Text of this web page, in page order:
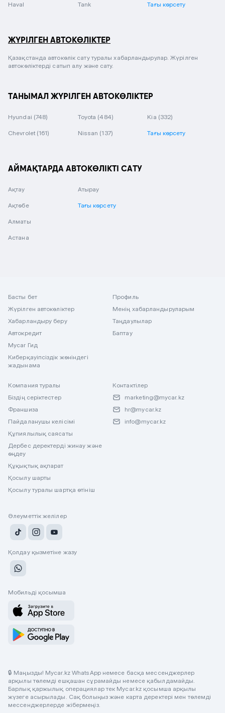
Haval Tank Тағы көрсету
ЖҮРІЛГЕН АВТОКӨЛІКТЕР
Қазақстанда автокөлік сату туралы хабарландырулар. Жүрілген
автокөліктерді сатып алу және сату.
ТАНЫМАЛ ЖҮРІЛГЕН АВТОКӨЛІКТЕР
Hyundai (748) Toyota (484) Kia (332)
Chevrolet (161) Nissan (137) Тағы көрсету
АЙМАҚТАРДА АВТОКӨЛІКТІ САТУ
Ақтау
Ақтөбе
Алматы
Астана
Атырау
Тағы көрсету
Басты бет
Жүрілген автокөліктер
Хабарландыру беру
Автокредит
Mycar Гид
Киберқауіпсіздік жөніндегі
жадынама
Профиль
Менің хабарландыруларым
Таңдаулылар
Баптау
Компания туралы
Біздің серіктестер
Франшиза
Пайдаланушы келісімі
Құпиялылық саясаты
Дербес деректерді жинау және
өңдеу
Құқықтық ақпарат
Қосылу шарты
Қосылу туралы шартқа өтініш
Контактілер
marketing@mycar.kz
hr@mycar.kz
info@mycar.kz
Әлеуметтік желілер
Қолдау қызметіне жазу
Мобильді қосымша
🔒 Маңызды! Mycar.kz WhatsApp немесе басқа мессенджерлер
арқылы төлемді ешқашан сұрамайды немесе қабылдамайды.
Барлық қаржылық операциялар тек Mycar.kz қосымша арқылы
жүзеге асырылады. Сақ болыңыз және карта деректері мен төлемді
мессенджерлерде жібермеңіз.